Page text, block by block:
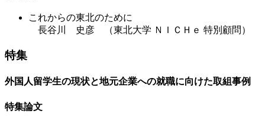
これからの東北のために
長谷川 史彦 （東北大学 ＮＩＣＨｅ 特別顧問）
特集
外国人留学生の現状と地元企業への就職に向けた取組事例
特集論文